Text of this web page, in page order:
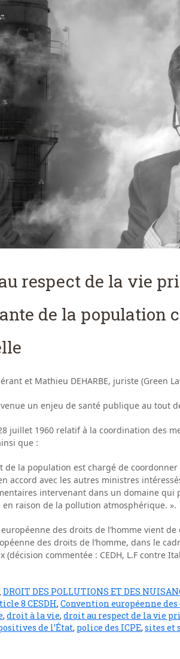
respect de la vie
de la population
et Mathieu DEHARBE, juriste (Green
un enjeu de santé publique au tout
juillet 1960 relatif à la coordination des
que :
de la population est chargé de
accord avec les autres ministres
intervenant dans un domaine qui
raison de la pollution atmosphérique. ».
des droits de l’homme vient
des droits de l’homme, dans le
commentée : CEDH, L.F contre
, DROIT DES POLLUTIONS ET DES
8 CESDH, Convention européenne
, droit à la vie, droit au respect de la vie
de l’État, police des ICPE, sites et